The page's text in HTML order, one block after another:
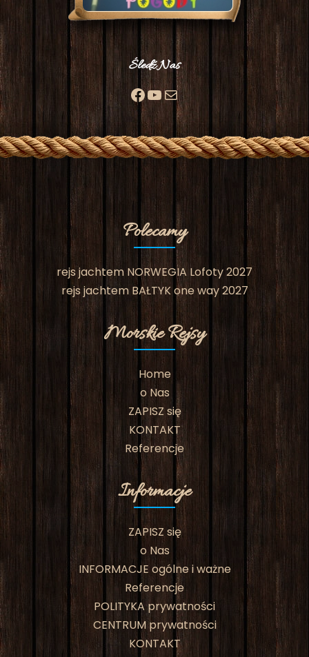
Śledź Nas
Facebook
YouTube
Mail
Polecamy
rejs jachtem NORWEGIA Lofoty 2027
rejs jachtem BAŁTYK one way 2027
Morskie Rejsy
Home
o Nas
ZAPISZ się
KONTAKT
Referencje
Informacje
ZAPISZ się
o Nas
INFORMACJE ogólne i ważne
Referencje
POLITYKA prywatności
CENTRUM prywatności
KONTAKT